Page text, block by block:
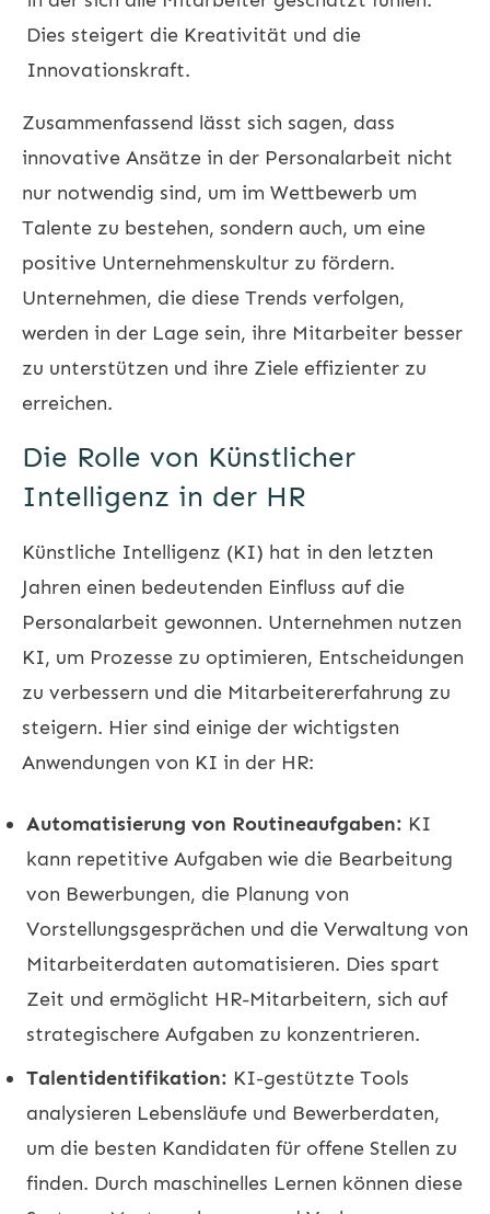
Dies steigert die Kreativität und die
Innovationskraft.
Zusammenfassend lässt sich sagen, dass
innovative Ansätze in der Personalarbeit nicht
nur notwendig sind, um im Wettbewerb um
Talente zu bestehen, sondern auch, um eine
positive Unternehmenskultur zu fördern.
Unternehmen, die diese Trends verfolgen,
werden in der Lage sein, ihre Mitarbeiter besser
zu unterstützen und ihre Ziele effizienter zu
erreichen.
Die Rolle von Künstlicher
Intelligenz in der HR
Künstliche Intelligenz (KI) hat in den letzten
Jahren einen bedeutenden Einfluss auf die
Personalarbeit gewonnen. Unternehmen nutzen
KI, um Prozesse zu optimieren, Entscheidungen
zu verbessern und die Mitarbeitererfahrung zu
steigern. Hier sind einige der wichtigsten
Anwendungen von KI in der HR:
Automatisierung von Routineaufgaben: KI
kann repetitive Aufgaben wie die Bearbeitung
von Bewerbungen, die Planung von
Vorstellungsgesprächen und die Verwaltung von
Mitarbeiterdaten automatisieren. Dies spart
Zeit und ermöglicht HR-Mitarbeitern, sich auf
strategischere Aufgaben zu konzentrieren.
Talentidentifikation: KI-gestützte Tools
analysieren Lebensläufe und Bewerberdaten,
um die besten Kandidaten für offene Stellen zu
finden. Durch maschinelles Lernen können diese